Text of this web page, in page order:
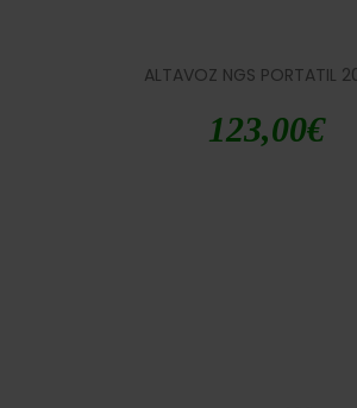
ALTAVOZ NGS PORTATIL
123,00€